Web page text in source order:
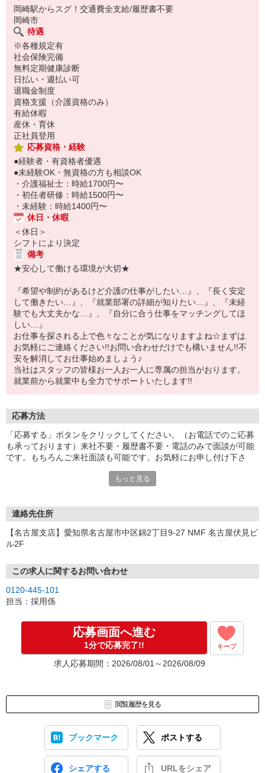
岡崎駅からスグ！交通費全支給/履歴書不要
岡崎市
待遇
※各種規定有
社会保険完備
無料定期健康診断
日払い・週払い可
退職金制度
資格支援（介護資格のみ）
有給休暇
産休・育休
正社員登用
応募資格・経験
●経験者・有資格者優遇
●未経験OK・無資格の方も相談OK
・介護福祉士：時給1700円〜
・初任者研修：時給1500円〜
・未経験：時給1400円〜
休日・休暇
＜休日＞
シフトにより決定
備考
★安心して働ける環境が大切★
『希望や制約があるけど介護の仕事がしたい…』、『長く安定
して働きたい…』、『就業部署の詳細が知りたい…』、『未経
験でも大丈夫かな…』、『自分に合う仕事をマッチングしてほ
しい…』
お仕事を探される上で色々なことが気になりますよね☆まずは
お気軽にご連絡ください!!お問い合わせだけでも構いません!!不
安を解消してお仕事始めましょう♪
当社はスタッフの皆様お一人お一人に専属の担当がおります。
就業前から就業中も全力でサポートいたします!!
応募方法
「応募する」ボタンをクリックしてください。（お電話でのご応募
も承っております）来社不要・履歴書不要・電話のみで面談が可能
です。もちろんご来社面談も可能です。お気軽にお申し付け下さ
もっと見る
連絡先住所
【名古屋支店】愛知県名古屋市中区錦2丁目9-27 NMF 名古屋伏見ビ
ル2F
この求人に関するお問い合わせ
0120-445-101
担当：採用係
応募画面へ進む
1分で応募完了!! キープ
求人応募期間：2026/08/01～2026/08/09
閲覧履歴を見る
ブックマーク ポストする
シェアする URLをシェア